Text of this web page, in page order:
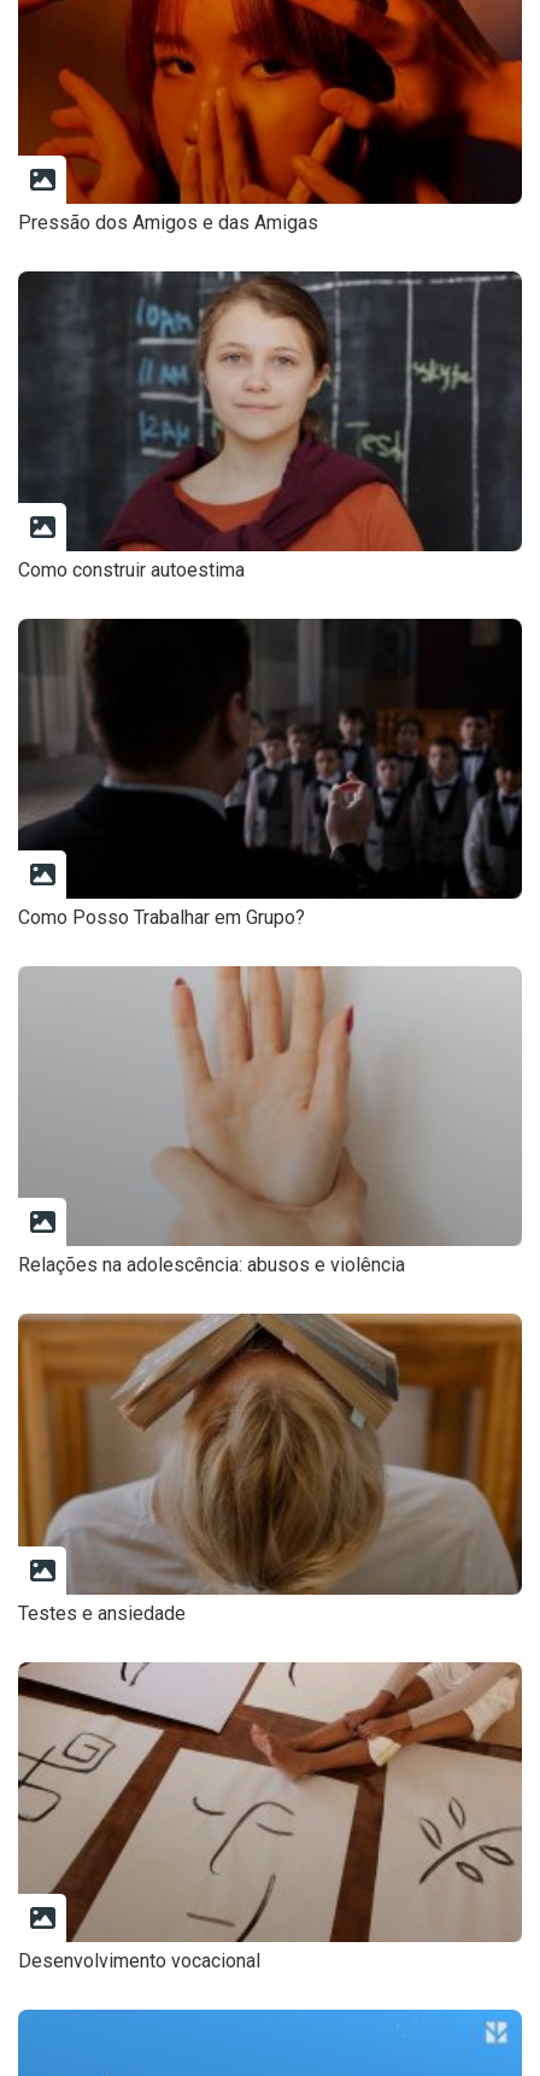
Pressão dos Amigos e das Amigas
Como construir autoestima
Como Posso Trabalhar em Grupo?
Relações na adolescência: abusos e violência
Testes e ansiedade
Desenvolvimento vocacional